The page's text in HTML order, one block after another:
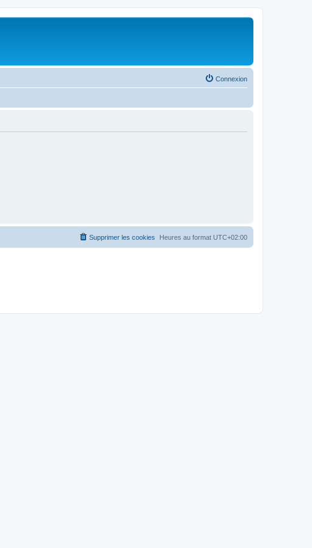
Connexion
Heures au format UTC+02:00
Supprimer les cookies